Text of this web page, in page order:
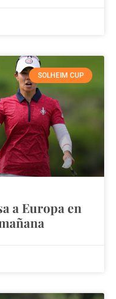
SOLHEIM CUP
a Europa en